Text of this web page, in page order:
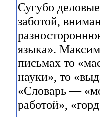
Сугубо
заботой,
языка».
письмах то
науки», то
«Словарь —
работой»,